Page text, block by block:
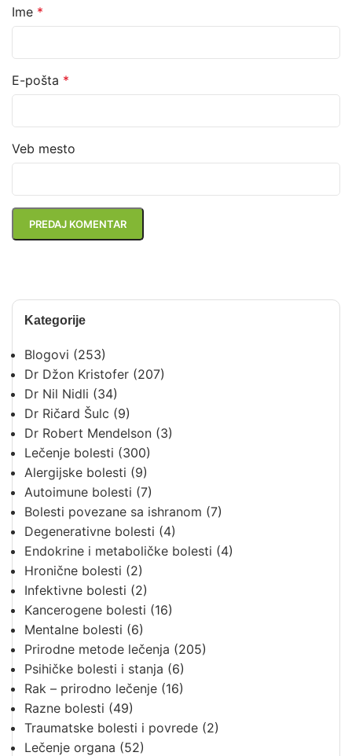
Kategorije
Blogovi (253)
Dr Džon Kristofer (207)
Dr Nil Nidli (34)
Dr Ričard Šulc (9)
Dr Robert Mendelson (3)
Lečenje bolesti (300)
Alergijske bolesti (9)
Autoimune bolesti (7)
Bolesti povezane sa ishranom (7)
Degenerativne bolesti (4)
Endokrine i metaboličke bolesti (4)
Hronične bolesti (2)
Infektivne bolesti (2)
Kancerogene bolesti (16)
Mentalne bolesti (6)
Prirodne metode lečenja (205)
Psihičke bolesti i stanja (6)
Rak – prirodno lečenje (16)
Razne bolesti (49)
Traumatske bolesti i povrede (2)
Lečenje organa (52)
Ime *
E-pošta *
Veb mesto